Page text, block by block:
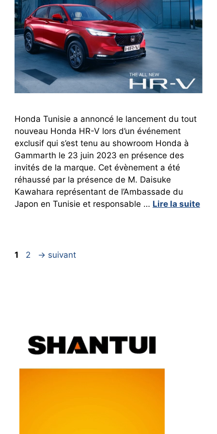
Honda Tunisie a annoncé le lancement du tout
nouveau Honda HR-V lors d’un événement
exclusif qui s’est tenu au showroom Honda à
Gammarth le 23 juin 2023 en présence des
invités de la marque. Cet évènement a été
réhaussé par la présence de M. Daisuke
Kawahara représentant de l’Ambassade du
Japon en Tunisie et responsable … Lire la suite
Page
1 Page
2 → suivant